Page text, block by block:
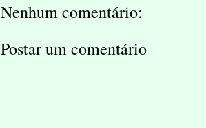
Nenhum comentário:
Postar um comentário